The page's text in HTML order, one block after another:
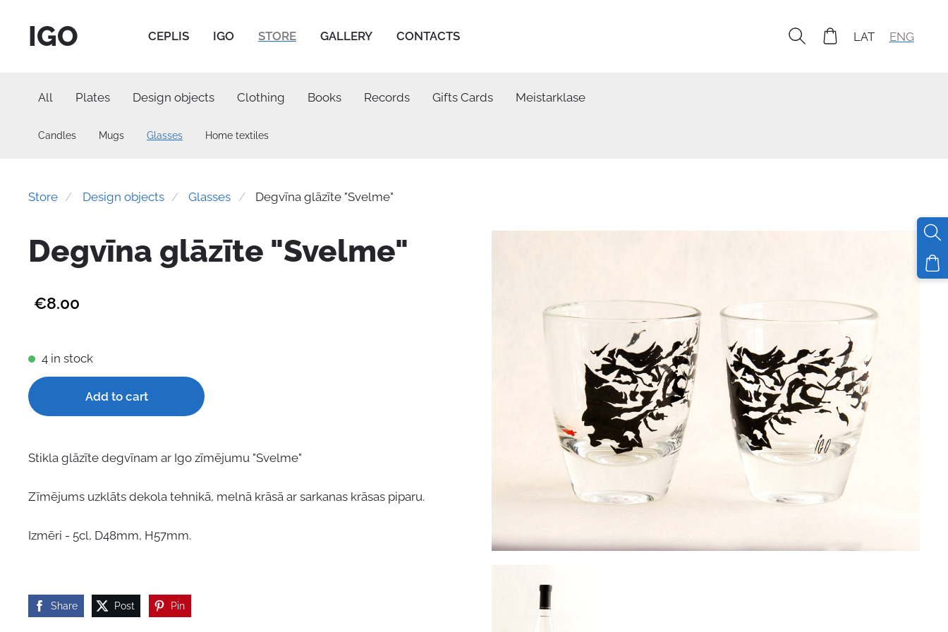
IGO CEPLIS IGO STORE GALLERY CONTACTS LAT ENG
All Plates Design objects Clothing Books Records Gifts Cards Meistarklase
Candles Mugs Glasses Home textiles
Store Design objects Glasses Degvīna glāzīte "Svelme"
Degvīna glāzīte "Svelme"
€8.00
4 in stock
Add to cart
Stikla glāzīte degvīnam ar Igo zīmējumu "Svelme"
Zīmējums uzklāts dekola tehnikā, melnā krāsā ar sarkanas krāsas piparu.
Izmēri - 5cl, D48mm, H57mm.
Share Post Pin